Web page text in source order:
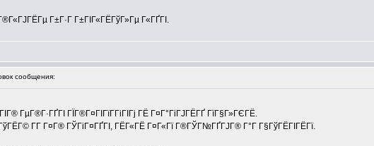
Г±Г·Г Г±ГІГ«ГЁГўГ»Гµ Г«ГҐГІ.
сообщения:
ГµГ®Г·ГҐГІ ГЇГ®Г¤ГІГїГ­ГіГІГј ГЁ Г¤Г°ГіГЈГЁГҐ ГїГ§Г»ГЄГЁ.
Г­Г Г¤Г® ГЎГіГ¤ГҐГІ, ГЁГ«ГЁ Г¤Г«Гї Г®ГЎГ№ГҐГЈГ® Г°Г Г§ГўГЁГІГЁГї.